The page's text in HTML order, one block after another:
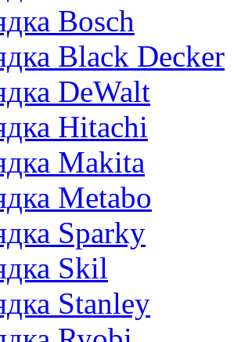
Bosch
Black Decker
DeWalt
Hitachi
Makita
Metabo
Sparky
Skil
Stanley